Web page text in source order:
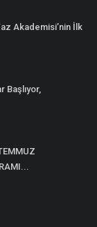
Akademisi’nin İlk
Başlıyor,